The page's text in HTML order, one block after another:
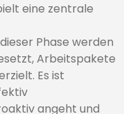
eine zentrale
Phase werden
Arbeitspakete
Es ist
angeht und